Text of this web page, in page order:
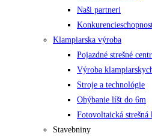
Naši partneri
Klampiarska výroba
Pojazdné strešné
Výroba
Stroje a technológie
Ohýbanie líšt do 6m
Fotovoltaická
Stavebniny